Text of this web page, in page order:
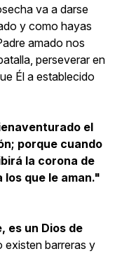
va a darse
y como hayas
amado nos
perseverar en
Él a establecido
el
porque cuando
la corona de
los que le aman."
es un Dios de
existen barreras y